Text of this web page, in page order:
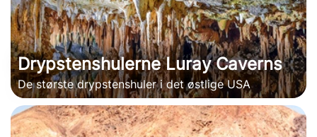
Drypstenshulerne Luray Caverns
De største drypstenshuler i det østlige USA